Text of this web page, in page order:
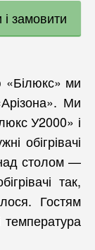
замовити
«Білюкс» ми
Ми
У2000» і
обігрівачі
столом —
так,
Гостям
температура